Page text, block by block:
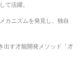
て活躍。
カニズムを発見し、独自
出す才能開発メソッド「才